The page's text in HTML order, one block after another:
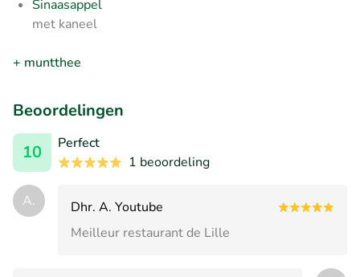
Sinaasappel
met kaneel
+ muntthee
Beoordelingen
10
Perfect
1 beoordeling
A.
Dhr. A. Youtube
Meilleur restaurant de Lille